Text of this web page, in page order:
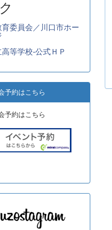
育委員会／川口市ホー
高等学校-公式ＨＰ
予約はこちら
予約はこちら